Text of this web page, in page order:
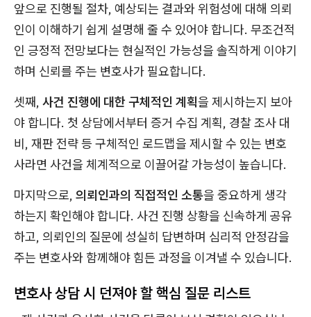
앞으로 진행될 절차, 예상되는 결과와 위험성에 대해 의뢰
인이 이해하기 쉽게 설명해 줄 수 있어야 합니다. 무조건적
인 긍정적 전망보다는 현실적인 가능성을 솔직하게 이야기
하며 신뢰를 주는 변호사가 필요합니다.
셋째, 사건 진행에 대한 구체적인 계획을 제시하는지 보아
야 합니다. 첫 상담에서부터 증거 수집 계획, 경찰 조사 대
비, 재판 전략 등 구체적인 로드맵을 제시할 수 있는 변호
사라면 사건을 체계적으로 이끌어갈 가능성이 높습니다.
마지막으로, 의뢰인과의 직접적인 소통을 중요하게 생각
하는지 확인해야 합니다. 사건 진행 상황을 신속하게 공유
하고, 의뢰인의 질문에 성실히 답변하며 심리적 안정감을
주는 변호사와 함께해야 힘든 과정을 이겨낼 수 있습니다.
변호사 상담 시 던져야 할 핵심 질문 리스트